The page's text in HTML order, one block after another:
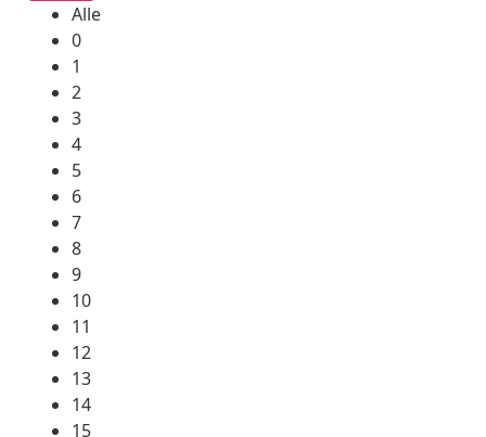
Alle
0
1
2
3
4
5
6
7
8
9
10
11
12
13
14
15